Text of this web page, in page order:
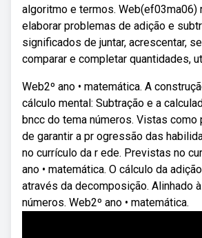
algoritmo e termos. Web(ef03ma06)
elaborar problemas de adição e
significados de juntar, acrescentar,
comparar e completar quantidades,
Web2º ano • matemática. A
cálculo mental: Subtração e a
bncc do tema números. Vistas como
de garantir a pr ogressão das
no currículo da r ede. Previstas no
ano • matemática. O cálculo da
através da decomposição. Alinhado
números. Web2º ano • matemática.